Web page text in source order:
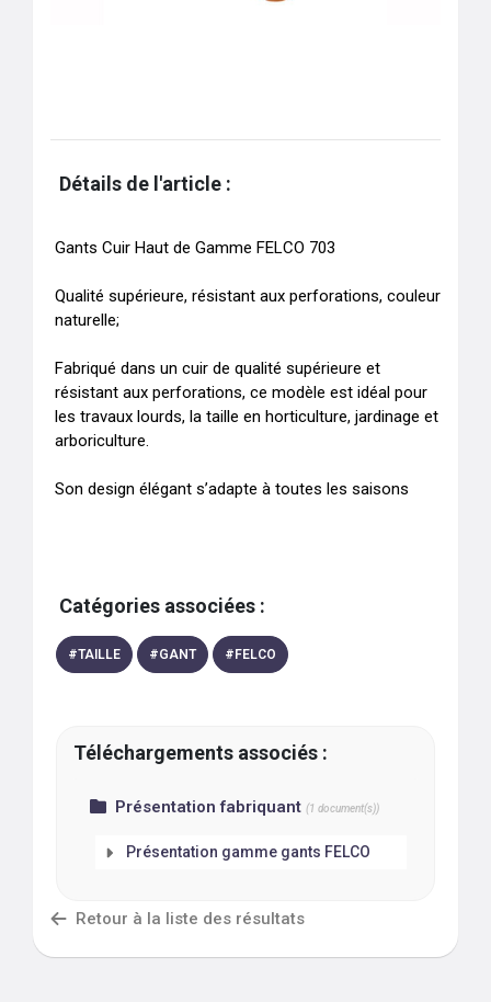
Détails de l'article :
Gants Cuir Haut de Gamme FELCO 703
Qualité supérieure, résistant aux perforations, couleur
naturelle;
Fabriqué dans un cuir de qualité supérieure et
résistant aux perforations, ce modèle est idéal pour
les travaux lourds, la taille en horticulture, jardinage et
arboriculture.
Son design élégant s’adapte à toutes les saisons
Catégories associées :
#TAILLE #GANT # FELCO
Téléchargements associés :
Présentation fabriquant (1 document(s))
Présentation gamme gants FELCO
Retour à la liste des résultats